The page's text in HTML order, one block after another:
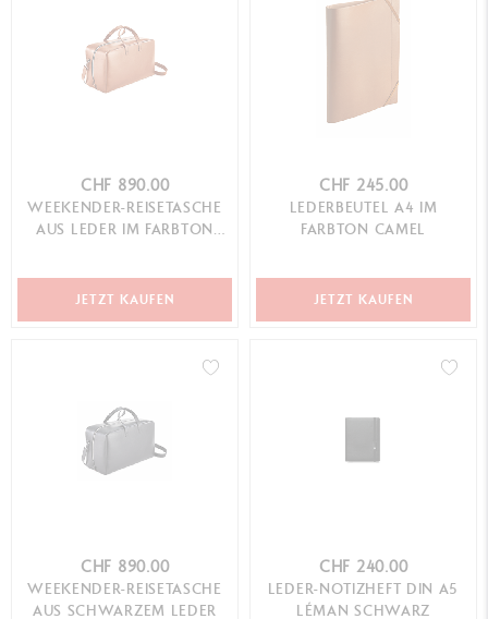
CHF 890.00
WEEKENDER-REISETASCHE
AUS LEDER IM FARBTON
JETZT KAUFEN
CHF 245.00
LEDERBEUTEL A4 IM
FARBTON CAMEL
JETZT KAUFEN
CHF 890.00
WEEKENDER-REISETASCHE
AUS SCHWARZEM LEDER
CHF 240.00
LEDER-NOTIZHEFT DIN A5
LÉMAN SCHWARZ